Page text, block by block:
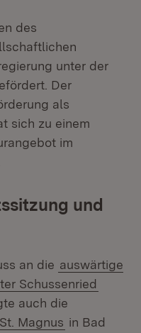
des
unter der
in neuem Fenster)
Der
als
sich zu einem
im
und
an die auswärtige
Schussenried
auch die
Magnus (Öffnet in
in Bad